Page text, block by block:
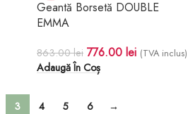
Geantă Borsetă DOUBLE
EMMA
863.00lei 776.00 lei (TVA inclus)
Adaugă În Coș
3 4 5 6 →